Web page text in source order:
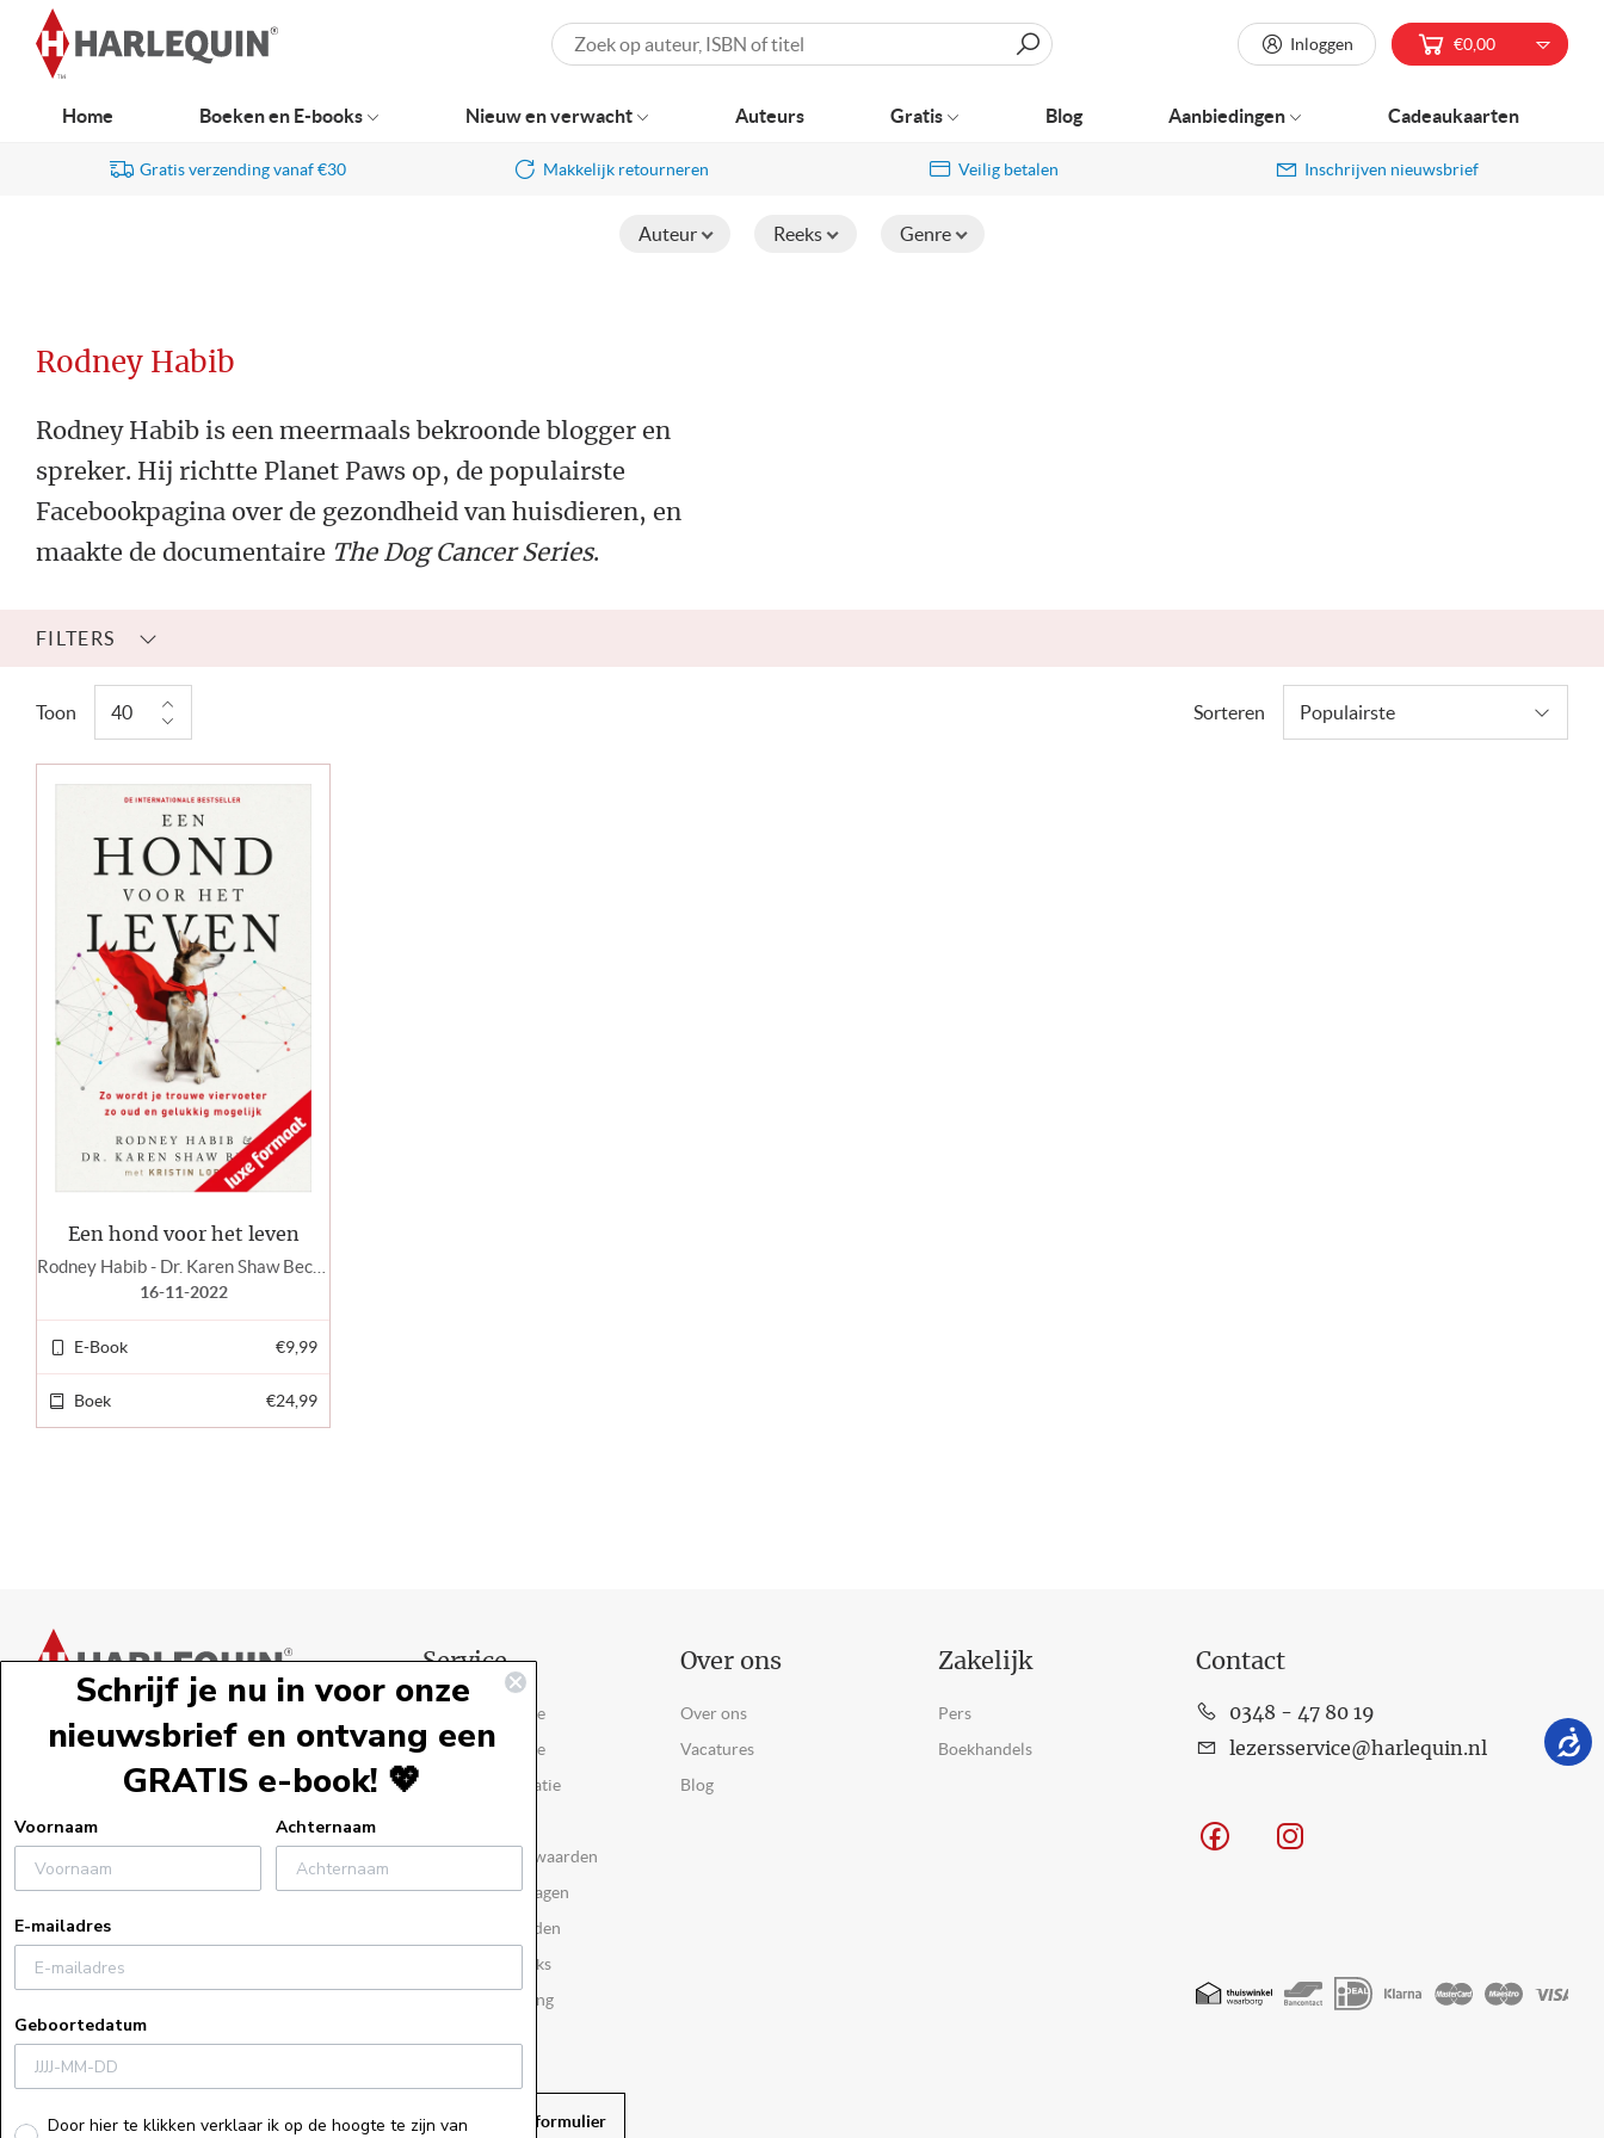
navigatie
Gratis verzending vanaf €30 Makkelijk retourneren Veilig betalen Inschrijven nieuwsbrief
Auteur Reeks Genre
Rodney Habib
Rodney Habib is een meermaals bekroonde blogger en
spreker. Hij richtte Planet Paws op, de populairste
Facebookpagina over de gezondheid van huisdieren, en
maakte de documentaire The Dog Cancer Series.
FILTERS
Toon Sorteren
Een hond voor het leven
16-11-2022
E-Book €9,99
Boek €24,99
Zoeken Inloggen €0,00
Home Boeken en E-books Nieuw en verwacht Auteurs Gratis Blog Aanbiedingen Cadeaukaarten
Service
Webshopservice
Bestelinformatie
Verzendinformatie
Algemene voorwaarden
Veelgestelde vragen
Actievoorwaarden
Uitleg bij e-books
Privacyverklaring
Herroepingsformulier
Over ons
Over ons
Vacatures
Blog
Zakelijk
Pers
Boekhandels
Contact
0348 - 47 80 19
lezersservice@harlequin.nl
Facebook
Geaccepteerde
betaalmethoden
Schrijf je nu in voor onze
nieuwsbrief en ontvang een
GRATIS e-book! 💖
Voornaam Achternaam
E-mailadres
Geboortedatum
Door hier te klikken verklaar ik op de hoogte te zijn van